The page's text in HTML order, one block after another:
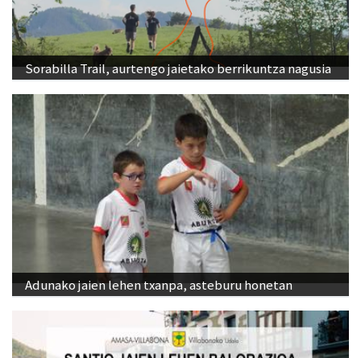
Sorabilla Trail, aurtengo jaietako berrikuntza nagusia
Adunako jaien lehen txanpa, asteburu honetan